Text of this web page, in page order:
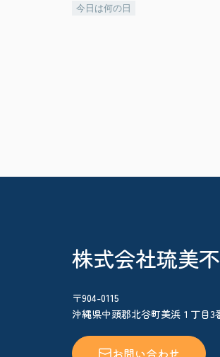
今日は何の日
株式会社琉美
〒904-0115
沖縄県中頭郡北谷町美浜１丁目3
お問い合わせ